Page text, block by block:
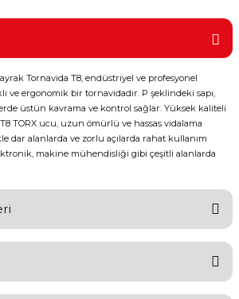
Tornavida T8, endüstriyel ve profesyonel
ve ergonomik bir tornavidadır. P şeklindeki sapı,
üstün kavrama ve kontrol sağlar. Yüksek kaliteli
TORX ucu, uzun ömürlü ve hassas vidalama
dar alanlarda ve zorlu açılarda rahat kullanım
makine mühendisliği gibi çeşitli alanlarda